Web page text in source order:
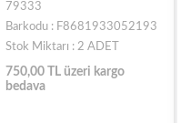
79333
Barkodu : F8681933052193
Stok Miktarı : 2 ADET
750,00 TL üzeri kargo
bedava